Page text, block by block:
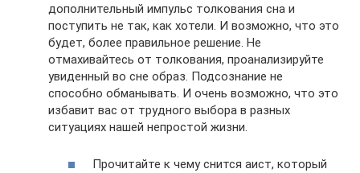
дополнительный импульс толкования сна и
поступить не так, как хотели. И возможно, что это
будет, более правильное решение. Не
отмахивайтесь от толкования, проанализируйте
увиденный во сне образ. Подсознание не
способно обманывать. И очень возможно, что это
избавит вас от трудного выбора в разных
ситуациях нашей непростой жизни.
Прочитайте к чему снится аист, который